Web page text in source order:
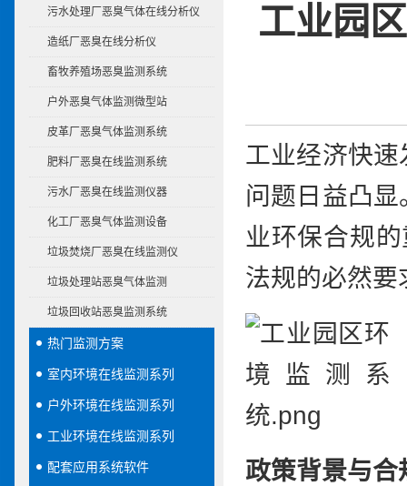
污水处理厂恶臭气体在线分析仪
造纸厂恶臭在线分析仪
畜牧养殖场恶臭监测系统
户外恶臭气体监测微型站
皮革厂恶臭气体监测系统
肥料厂恶臭在线监测系统
污水厂恶臭在线监测仪器
化工厂恶臭气体监测设备
垃圾焚烧厂恶臭在线监测仪
垃圾处理站恶臭气体监测
垃圾回收站恶臭监测系统
热门监测方案
室内环境在线监测系列
户外环境在线监测系列
工业环境在线监测系列
配套应用系统软件
工业园
工业经济快
问题日益凸
业环保合规
法规的必然
政策背景与合